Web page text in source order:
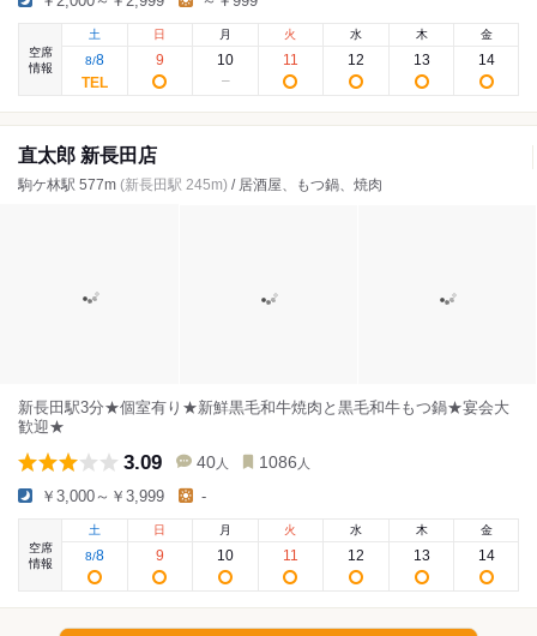
空席
情報
土
8/8
日
9
月
10
火
11
水
12
木
13
金
14
直太郎 新長田店
駒ケ林駅 577m (新長田駅 245m) / 居酒屋、もつ鍋、焼肉
新長田駅3分★個室有り★新鮮黒毛和牛焼肉と黒毛和牛もつ鍋★宴会大
歓迎★
3.09 40 人 1086 人
￥3,000～￥3,999 -
空席
情報
土
8/8
日
9
月
10
火
11
水
12
木
13
金
14